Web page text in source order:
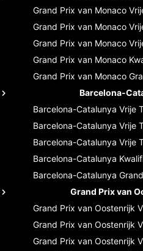
Grand Prix van Monaco
Grand Prix van Monaco
Grand Prix van Monaco
Grand Prix van Monaco
Grand Prix van Monaco
Barcelona-
Barcelona-Catalunya Vrije
Barcelona-Catalunya Vrije
Barcelona-Catalunya Vrije
Barcelona-Catalunya
Barcelona-Catalunya
Grand Prix van
Grand Prix van Oostenrijk
Grand Prix van Oostenrijk
Grand Prix van Oostenrijk